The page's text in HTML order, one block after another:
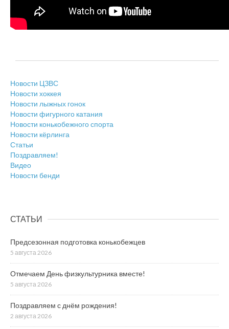
Новости ЦЗВС
Новости хоккея
Новости лыжных гонок
Новости фигурного катания
Новости конькобежного спорта
Новости кёрлинга
Статьи
Поздравляем!
Видео
Новости бенди
СТАТЬИ
Предсезонная подготовка конькобежцев
5 августа 2026
Отмечаем День физкультурника вместе!
5 августа 2026
Поздравляем с днём рождения!
2 августа 2026